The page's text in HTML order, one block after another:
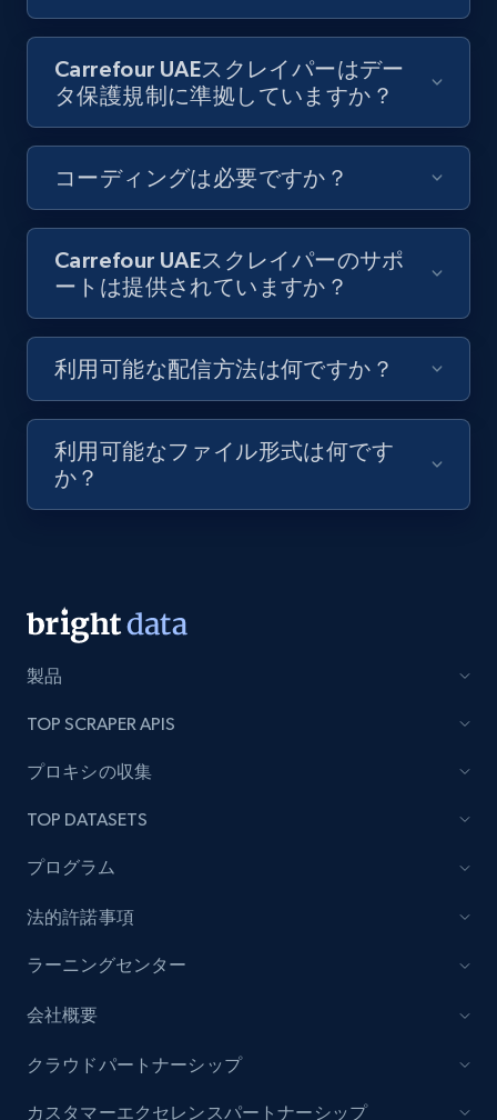
Youtube - Videos posts - Discovery records
by Explore page URL
Video length, Likes, Views, and more.
by podcast url
URL, Title, Youtuber, Youtuber md5, Video url,
Video length, Likes, Views, and more.
Amazon Reviews
URL, Product name, Product rating, Product
rating object, Product rating max, Rating,
TikTok - Posts
count, Share count, Collect count, Comment
6.7K+
TikTok - Posts - Input specific profile URL to
Carrefour UAEスクレイパーはデー
タ保護規制に準拠していますか？
コーディングは必要ですか？
Carrefour UAEスクレイパーのサポ
ートは提供されていますか？
利用可能な配信方法は何ですか？
利用可能なファイル形式は何です
か？
製品
TOP SCRAPER APIS
プロキシの収集
TOP DATASETS
プログラム
法的許諾事項
ラーニングセンター
会社概要
クラウドパートナーシップ
カスタマーエクセレンスパートナーシップ